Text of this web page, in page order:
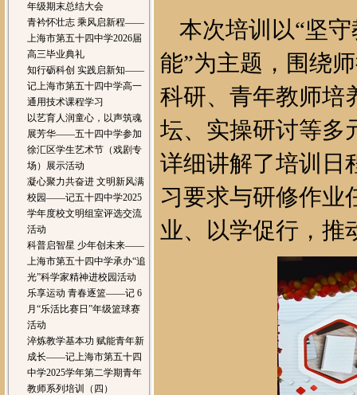
年级期末总结大会
青衿怀壮志 乘风启新程——
上海市第五十四中学2026届
高三毕业典礼
知行砺科创 实践启新知——
记上海市第五十四中学高一
通用技术课程学习
以艺育人润童心，以声筑魂
展芳华——五十四中学参加
徐汇区学生艺术节（戏剧专
场）展示活动
凝心聚力共奋进 文明新风满
校园——记五十四中学2025
学年度校文明组室评选交流
活动
科普启智星 少年创未来——
上海市第五十四中学承办“追
光”科学家精神进校园活动
乐享运动 青春逐篮——记 6
月“乐活比赛日”年级篮球赛
活动
淬炼教学基本功 赋能青年新
成长——记上海市第五十四
中学2025学年第二学期青年
教师系列培训（四）
本次培训以“坚
能”为主题，围绕
科研、青年教师培
坛、实操研讨等多
详细讲解了培训日
习要求与研修作业
业、以学促行，推